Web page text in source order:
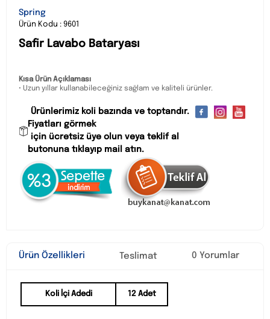
Spring
Ürün Kodu : 9601
Safir Lavabo Bataryası
Kısa Ürün Açıklaması
• Uzun yıllar kullanabileceğiniz sağlam ve kaliteli ürünler.
Ürünlerimiz koli bazında ve toptandır.
Fiyatları görmek
için ücretsiz üye olun veya teklif al
butonuna tıklayıp mail atın.
Ürün Özellikleri Teslimat 0 Yorumlar
Koli İçi Adedi 12 Adet